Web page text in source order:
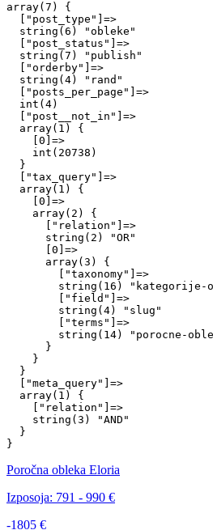
array(7) {
  ["post_type"]=>
  string(6) "obleke"
  ["post_status"]=>
  string(7) "publish"
  ["orderby"]=>
  string(4) "rand"
  ["posts_per_page"]=>
  int(4)
  ["post__not_in"]=>
  array(1) {
    [0]=>
    int(20738)
  }
  ["tax_query"]=>
  array(1) {
    [0]=>
    array(2) {
      ["relation"]=>
      string(2) "OR"
      [0]=>
      array(3) {
        ["taxonomy"]=>
string(16) "kategorije-
        ["field"]=>
        string(4) "slug"
        ["terms"]=>
string(14) "porocne-
      }
    }
  }
  ["meta_query"]=>
  array(1) {
    ["relation"]=>
    string(3) "AND"
  }
Poročna obleka Eloria
Izposoja: 791 - 990 €
-1805 €